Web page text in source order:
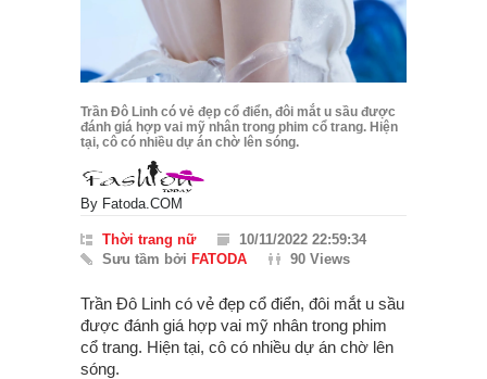
Trần Đô Linh có vẻ đẹp cổ điển, đôi mắt u sầu được
đánh giá hợp vai mỹ nhân trong phim cổ trang. Hiện
tại, cô có nhiều dự án chờ lên sóng.
By Fatoda.COM
Thời trang nữ
10/11/2022 22:59:34
Sưu tầm bởi FATODA 90 Views
Trần Đô Linh có vẻ đẹp cổ điển, đôi mắt u sầu
được đánh giá hợp vai mỹ nhân trong phim
cổ trang. Hiện tại, cô có nhiều dự án chờ lên
sóng.